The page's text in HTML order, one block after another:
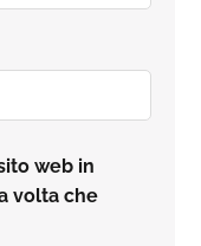
web in
volta che